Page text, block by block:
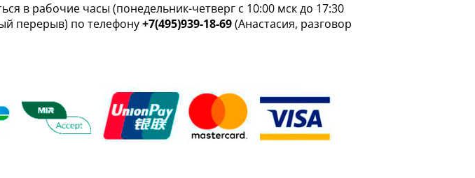
в рабочие часы (понедельник-четверг с 10:00 мск до 17:30
перерыв) по телефону+7(495)939-18-69(Анастасия, разговор